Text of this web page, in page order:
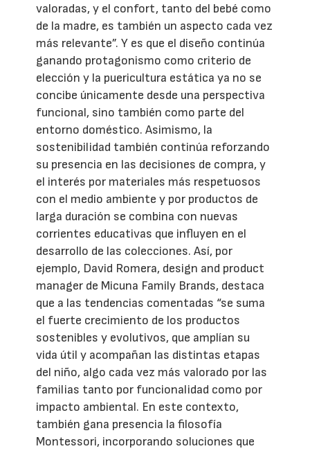
valoradas, y el confort, tanto del bebé como
de la madre, es también un aspecto cada vez
más relevante”. Y es que el diseño continúa
ganando protagonismo como criterio de
elección y la puericultura estática ya no se
concibe únicamente desde una perspectiva
funcional, sino también como parte del
entorno doméstico. Asimismo, la
sostenibilidad también continúa reforzando
su presencia en las decisiones de compra, y
el interés por materiales más respetuosos
con el medio ambiente y por productos de
larga duración se combina con nuevas
corrientes educativas que influyen en el
desarrollo de las colecciones. Así, por
ejemplo, David Romera, design and product
manager de Micuna Family Brands, destaca
que a las tendencias comentadas “se suma
el fuerte crecimiento de los productos
sostenibles y evolutivos, que amplían su
vida útil y acompañan las distintas etapas
del niño, algo cada vez más valorado por las
familias tanto por funcionalidad como por
impacto ambiental. En este contexto,
también gana presencia la filosofía
Montessori, incorporando soluciones que